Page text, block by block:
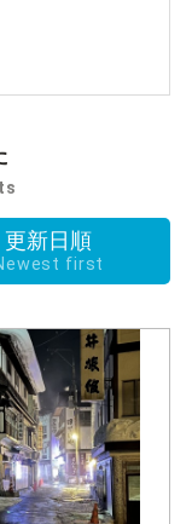
更新日順
first